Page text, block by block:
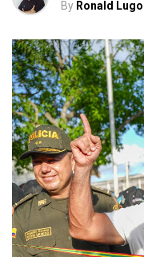
By Ronald Lugo